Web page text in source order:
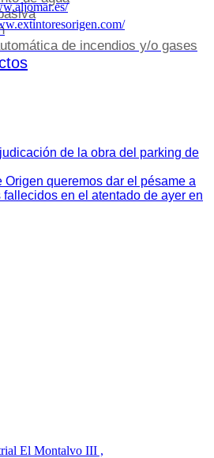
de incendios y/o gases
de la obra del parking de
Origen queremos dar el pésame a
en el atentado de ayer en
El Montalvo III ,